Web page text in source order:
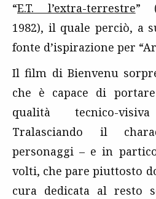
“E.T. l’extra-terrestre”
1982), il quale perciò, a
fonte d’ispirazione per
Il film di Bienvenu
che è capace di
qualità tecnico-visiva
Tralasciando il
personaggi – e in
volti, che pare piuttosto
cura dedicata al resto